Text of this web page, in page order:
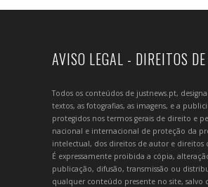
AVISO LEGAL - DIREITOS
Todos os conteúdos de justnews.pt,
textos, as fotografias, as imagens, e a
protegidos nos termos gerais de direito e
nacional e internacional de proteção da
intelectual, dos direitos de autor e direitos
É expressamente proibida a cópia,
publicação, difusão, transmissão ou
qualquer conteúdo presente no site, salvo